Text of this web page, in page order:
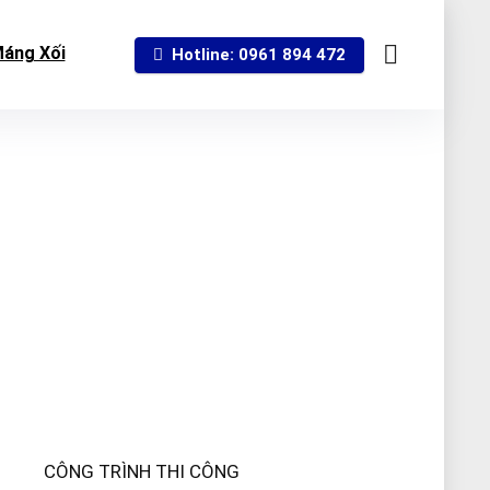
Xối Hotline: 0961 894 472
CÔNG TRÌNH THI CÔNG